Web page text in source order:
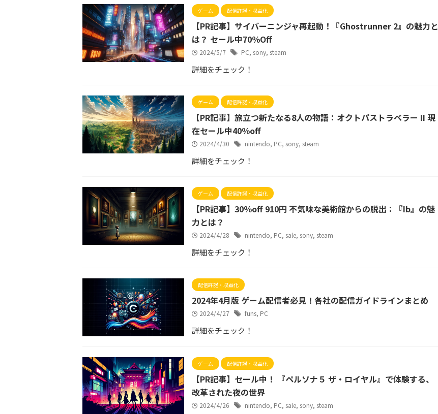
ゲーム 配信許諾・収益化
【PR記事】サイバーニンジャ再起動！『Ghostrunner 2』の魅力と
は？ セール中70％Off
2024/5/7 PC, sony, steam
詳細をチェック！
ゲーム 配信許諾・収益化
【PR記事】旅立つ新たなる8人の物語：オクトパストラベラー II 現
在セール中40％off
2024/4/30 nintendo, PC, sony, steam
詳細をチェック！
ゲーム 配信許諾・収益化
【PR記事】30％off 910円 不気味な美術館からの脱出：『Ib』の魅
力とは？
2024/4/28 nintendo, PC, sale, sony, steam
詳細をチェック！
配信許諾・収益化
2024年4月版 ゲーム配信者必見！各社の配信ガイドラインまとめ
2024/4/27 funs, PC
詳細をチェック！
ゲーム 配信許諾・収益化
【PR記事】セール中！ 『ペルソナ５ ザ・ロイヤル』で体験する、
改革された夜の世界
2024/4/26 nintendo, PC, sale, sony, steam